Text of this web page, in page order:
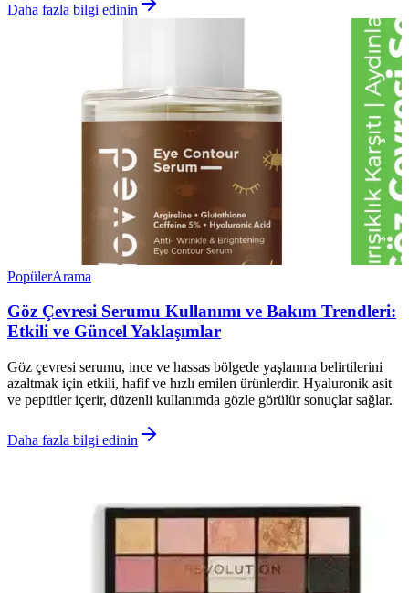
Daha fazla bilgi edinin
PopülerArama
Göz Çevresi Serumu Kullanımı ve Bakım Trendleri:
Etkili ve Güncel Yaklaşımlar
Göz çevresi serumu, ince ve hassas bölgede yaşlanma belirtilerini
azaltmak için etkili, hafif ve hızlı emilen ürünlerdir. Hyaluronik asit
ve peptitler içerir, düzenli kullanımda gözle görülür sonuçlar sağlar.
Daha fazla bilgi edinin